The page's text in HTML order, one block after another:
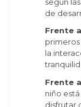
de
Frente
la
Frente
niño
disfrutar